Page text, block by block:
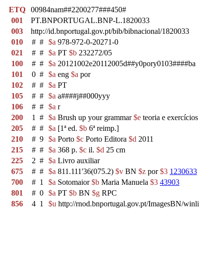
ETQ
00984nam##2200277###450#
001
PT.BNPORTUGAL.BNP-L.1820033
003
http://id.bnportugal.gov.pt/bib/bibnacional/1820033
010
# # $a 978-972-0-20271-0
021
# # $a PT $b 232272/05
100
# # $a 20121002e20112005d##y0pory0103####ba
101
0 # $a eng $a por
102
# # $a PT
105
# # $a a####j##000yyy
106
# # $a r
200
1 # $a Brush up your grammar$e teoria e
205
# # $a [1ª ed. $b 6ª reimp.]
210
# 9 $a Porto $c Porto Editora $d 2011
215
# # $a 368 p. $c il. $d 25 cm
225
2 # $a Livro auxiliar
675
# # $a 811.111'36(075.2) $v BN $z por$3 1230633
700
# 1 $a Sotomaior$b Maria Manuela $3 43903
801
# 0 $a PT $b BN $g RPC
856
4 1 $u http://rnod.bnportugal.gov.pt/ImagesBN/